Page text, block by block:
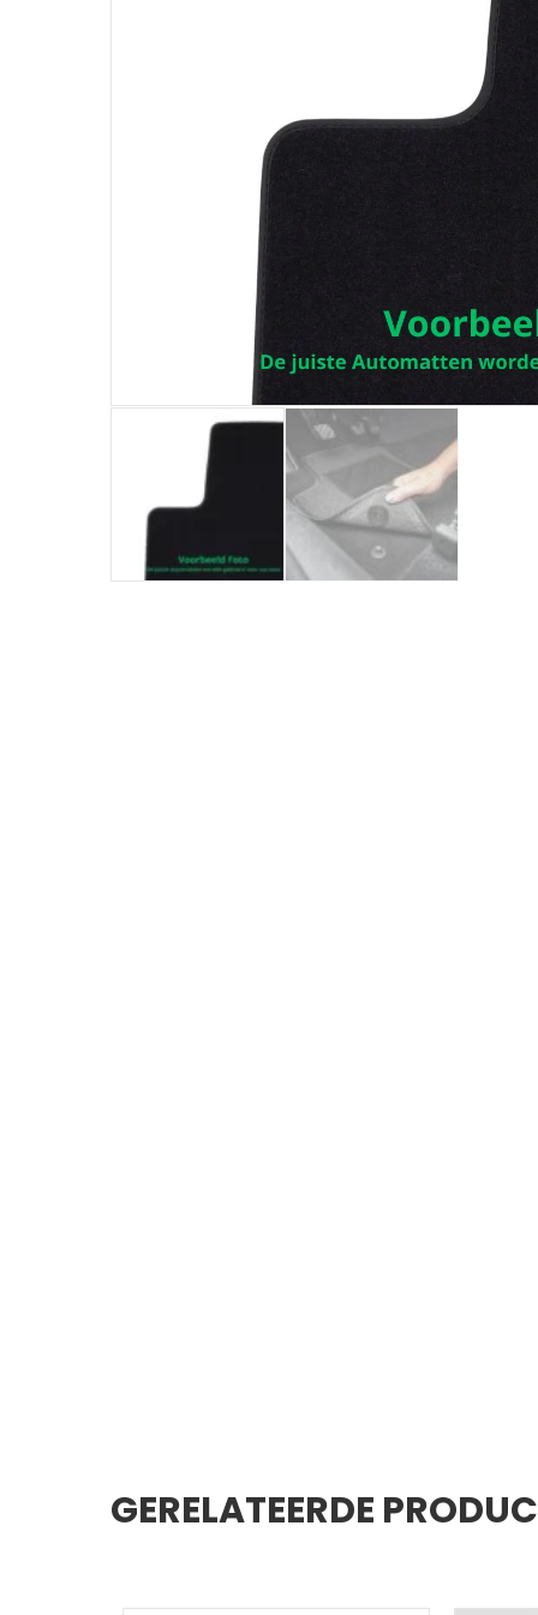
GERELATEERDE